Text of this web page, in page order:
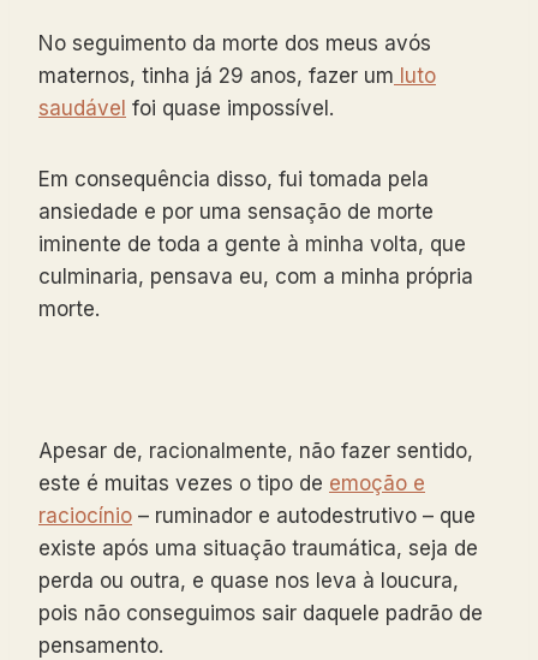
No seguimento da morte dos meus avós
maternos, tinha já 29 anos, fazer um luto
saudável foi quase impossível.
Em consequência disso, fui tomada pela
ansiedade e por uma sensação de morte
iminente de toda a gente à minha volta, que
culminaria, pensava eu, com a minha própria
morte.
Apesar de, racionalmente, não fazer sentido,
este é muitas vezes o tipo de emoção e
raciocínio – ruminador e autodestrutivo – que
existe após uma situação traumática, seja de
perda ou outra, e quase nos leva à loucura,
pois não conseguimos sair daquele padrão de
pensamento.